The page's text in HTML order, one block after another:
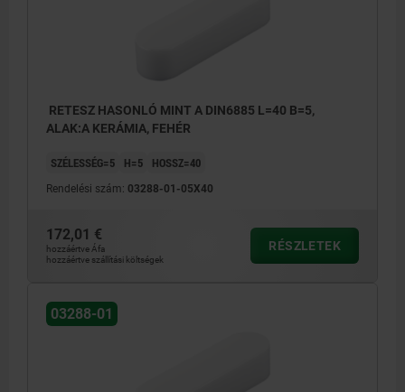
RETESZ HASONLÓ MINT A DIN6885 L=40 B=5,
ALAK:A KERÁMIA, FEHÉR
SZÉLESSÉG=5 H=5 HOSSZ=40
Rendelési szám: 03288-01-05X40
172,01 €
hozzáértve Áfa
hozzáértve szállítási költségek
RÉSZLETEK
03288-01